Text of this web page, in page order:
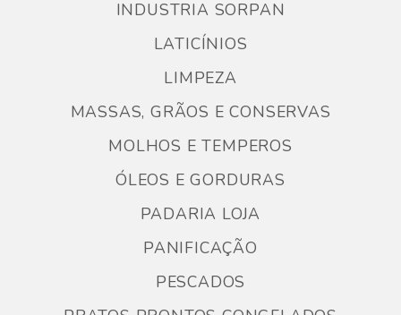
INDUSTRIA SORPAN
LATICÍNIOS
LIMPEZA
MASSAS, GRÃOS E CONSERVAS
MOLHOS E TEMPEROS
ÓLEOS E GORDURAS
PADARIA LOJA
PANIFICAÇÃO
PESCADOS